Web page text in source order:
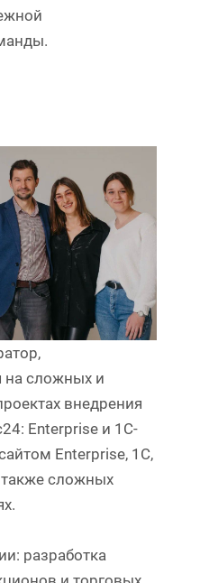
на сложных и
внедрения
Enterprise и 1C-
Enterprise, 1С,
также сложных
разработка